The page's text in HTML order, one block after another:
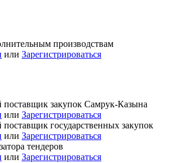
производствам
или Зарегистрироваться
поставщик закупок Самрук-Казына
или Зарегистрироваться
государственных закупок
или Зарегистрироваться
тендеров
или Зарегистрироваться